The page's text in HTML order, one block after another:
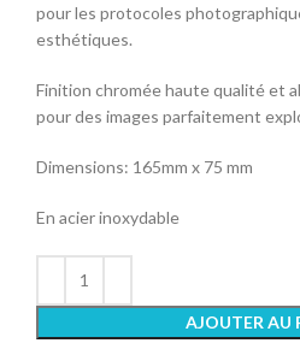
pour les protocoles
esthétiques.
Finition chromée haute qualité et
pour des images parfaitement
Dimensions: 165mm x 75 mm
En acier inoxydable
AJOUTER AU